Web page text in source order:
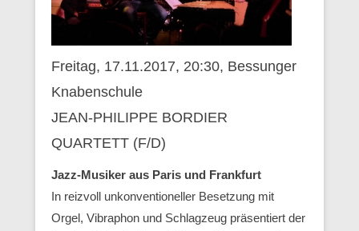
Freitag, 17.11.2017, 20:30, Bessunger
Knabenschule
JEAN-PHILIPPE BORDIER
QUARTETT (F/D)
Jazz-Musiker aus Paris und Frankfurt
In reizvoll unkonventioneller Besetzung mit
Orgel, Vibraphon und Schlagzeug präsentiert der